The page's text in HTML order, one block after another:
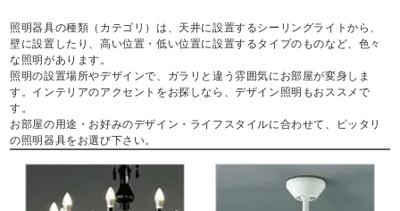
照明器具の種類（カテゴリ）は、天井に設置するシーリングライトから、
壁に設置したり、高い位置・低い位置に設置するタイプのものなど、色々
な照明があります。
照明の設置場所やデザインで、ガラリと違う雰囲気にお部屋が変身しま
す。インテリアのアクセントをお探しなら、デザイン照明もおススメで
す。
お部屋の用途・お好みのデザイン・ライフスタイルに合わせて、ピッタリ
の照明器具をお選び下さい。